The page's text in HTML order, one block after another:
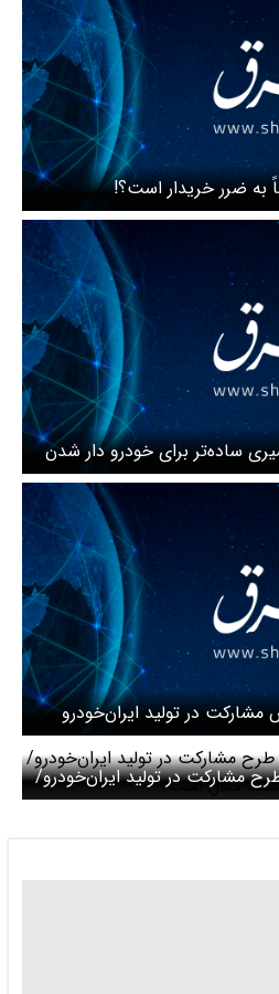
به ضرر خریدار است؟!
ساده‌تر برای خودرو دار شدن
در تولید ایران‌خودرو
مشارکت در تولید ایران‌خودرو/